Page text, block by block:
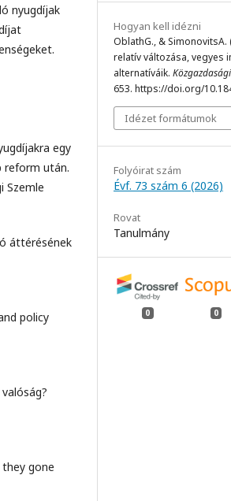
nyugdíjak
egy
reform után.
Szemle
áttérésének
policy
they gone
Hogyan kell idézni
OblathG., & SimonovitsA.
relatív változása, vegyes
alternatíváik.
653. https://doi.org/
Idézet formátumok
Folyóirat szám
Évf. 73 szám 6 (2026)
Rovat
Tanulmány
0 0